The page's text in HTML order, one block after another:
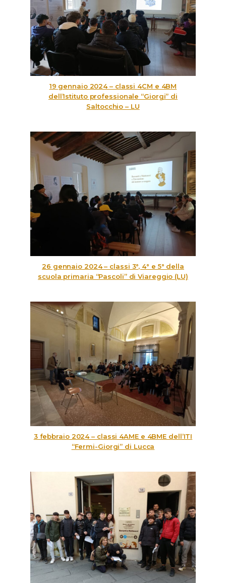
19 gennaio 2024 – classi 4CM e 4BM
dell’Istituto professionale “Giorgi” di
Saltocchio – LU
26 gennaio 2024 – classi 3°, 4° e 5° della
scuola primaria “Pascoli” di Viareggio (LU)
3 febbraio 2024 – classi 4AME e 4BME dell’ITI
“Fermi-Giorgi” di Lucca